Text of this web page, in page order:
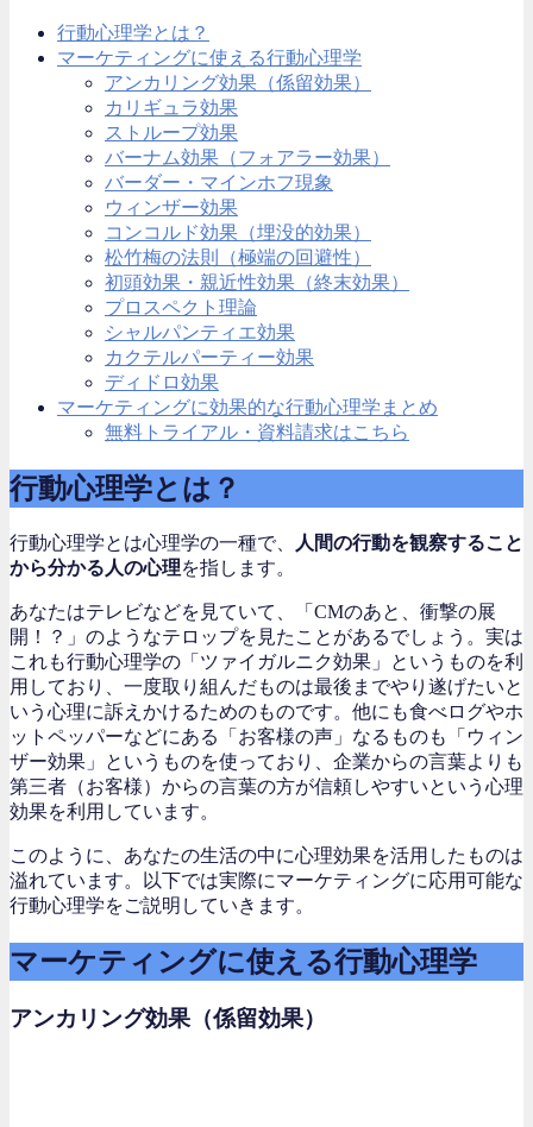
行動心理学とは？
マーケティングに使える行動心理学
アンカリング効果（係留効果）
カリギュラ効果
ストループ効果
バーナム効果（フォアラー効果）
バーダー・マインホフ現象
ウィンザー効果
コンコルド効果（埋没的効果）
松竹梅の法則（極端の回避性）
初頭効果・親近性効果（終末効果）
プロスペクト理論
シャルパンティエ効果
カクテルパーティー効果
ディドロ効果
マーケティングに効果的な行動心理学まとめ
無料トライアル・資料請求はこちら
行動心理学とは？
行動心理学とは心理学の一種で、
人間の行動を観察すること
から分かる人の心理を指します。
あなたはテレビなどを見ていて、「CMのあと、衝撃の展
開！？」のようなテロップを見たことがあるでしょう。実は
これも行動心理学の「ツァイガルニク効果」というものを利
用しており、一度取り組んだものは最後までやり遂げたいと
いう心理に訴えかけるためのものです。他にも食べログやホ
ットペッパーなどにある「お客様の声」なるものも「ウィン
ザー効果」というものを使っており、企業からの言葉よりも
第三者（お客様）からの言葉の方が信頼しやすいという心理
効果を利用しています。
このように、あなたの生活の中に心理効果を活用したものは
溢れています。以下では実際にマーケティングに応用可能な
行動心理学をご説明していきます。
マーケティングに使える行動心理学
アンカリング効果（係留効果）